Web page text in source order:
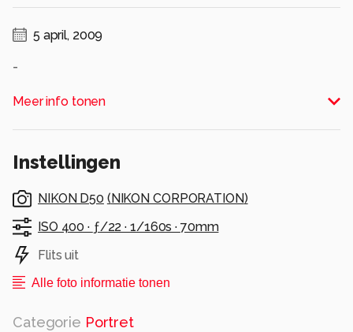
5 april, 2009
-
Alle rechten voorbehouden
Meer info tonen
Instellingen
NIKON D50 (NIKON CORPORATION)
ISO 400 · ƒ/22 · 1/160s · 70mm
Flits uit
Alle foto informatie tonen
Categorie Portret